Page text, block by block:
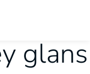
glans